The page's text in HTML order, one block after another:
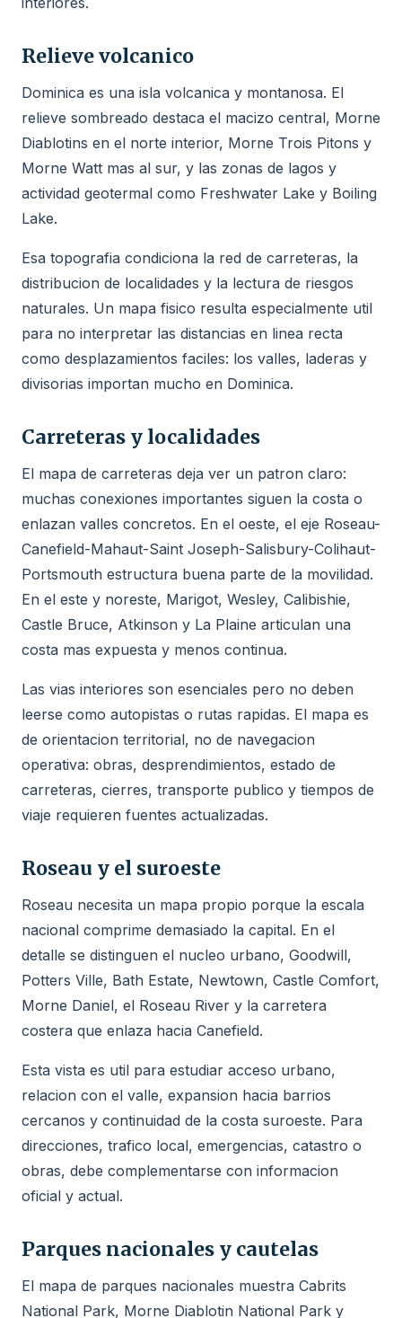
Relieve volcanico
Dominica es una isla volcanica y montanosa. El
relieve sombreado destaca el macizo central, Morne
Diablotins en el norte interior, Morne Trois Pitons y
Morne Watt mas al sur, y las zonas de lagos y
actividad geotermal como Freshwater Lake y Boiling
Lake.
Esa topografia condiciona la red de carreteras, la
distribucion de localidades y la lectura de riesgos
naturales. Un mapa fisico resulta especialmente util
para no interpretar las distancias en linea recta
como desplazamientos faciles: los valles, laderas y
divisorias importan mucho en Dominica.
Carreteras y localidades
El mapa de carreteras deja ver un patron claro:
muchas conexiones importantes siguen la costa o
enlazan valles concretos. En el oeste, el eje Roseau-
Canefield-Mahaut-Saint Joseph-Salisbury-Colihaut-
Portsmouth estructura buena parte de la movilidad.
En el este y noreste, Marigot, Wesley, Calibishie,
Castle Bruce, Atkinson y La Plaine articulan una
costa mas expuesta y menos continua.
Las vias interiores son esenciales pero no deben
leerse como autopistas o rutas rapidas. El mapa es
de orientacion territorial, no de navegacion
operativa: obras, desprendimientos, estado de
carreteras, cierres, transporte publico y tiempos de
viaje requieren fuentes actualizadas.
Roseau y el suroeste
Roseau necesita un mapa propio porque la escala
nacional comprime demasiado la capital. En el
detalle se distinguen el nucleo urbano, Goodwill,
Potters Ville, Bath Estate, Newtown, Castle Comfort,
Morne Daniel, el Roseau River y la carretera
costera que enlaza hacia Canefield.
Esta vista es util para estudiar acceso urbano,
relacion con el valle, expansion hacia barrios
cercanos y continuidad de la costa suroeste. Para
direcciones, trafico local, emergencias, catastro o
obras, debe complementarse con informacion
oficial y actual.
Parques nacionales y cautelas
El mapa de parques nacionales muestra Cabrits
National Park, Morne Diablotin National Park y